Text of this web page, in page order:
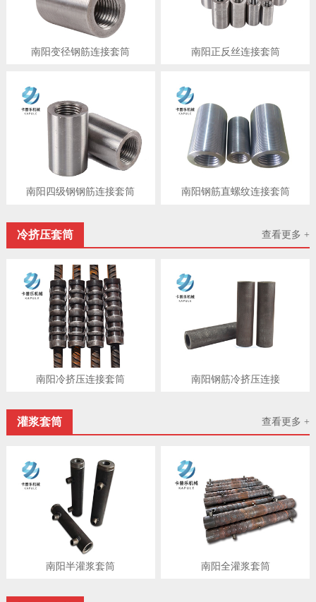
南阳变径钢筋连接套筒 南阳正反丝连接套筒
南阳四级钢钢筋连接套筒 南阳钢筋直螺纹连接套筒
查看更多 +
冷挤压套筒
南阳冷挤压连接套筒 南阳钢筋冷挤压连接
查看更多 +
灌浆套筒
南阳半灌浆套筒 南阳​全灌浆套筒